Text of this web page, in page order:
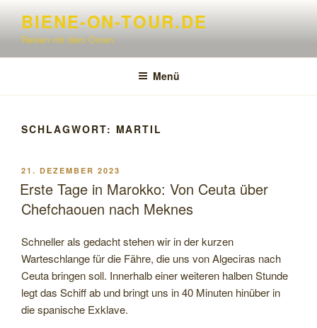
springen
BIENE-ON-TOUR.DE
Reisen mit dem Oman
Menü
SCHLAGWORT: MARTIL
VERÖFFENTLICHT
AM
21. DEZEMBER 2023
Erste Tage in Marokko: Von Ceuta über
Chefchaouen nach Meknes
Schneller als gedacht stehen wir in der kurzen
Warteschlange für die Fähre, die uns von Algeciras nach
Ceuta bringen soll. Innerhalb einer weiteren halben Stunde
legt das Schiff ab und bringt uns in 40 Minuten hinüber in
die spanische Exklave.